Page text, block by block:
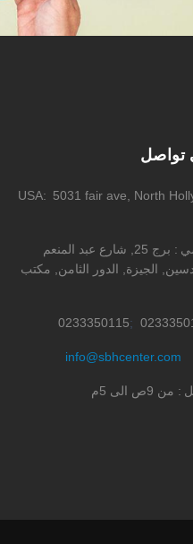
تواصل
USA
5031 fair ave, North
برج 25, شارع عبد المنعم
الجيزة, الدور الثامن, مكتب
0233350115
info@sbhcenter.com
من 9ص الى 5م